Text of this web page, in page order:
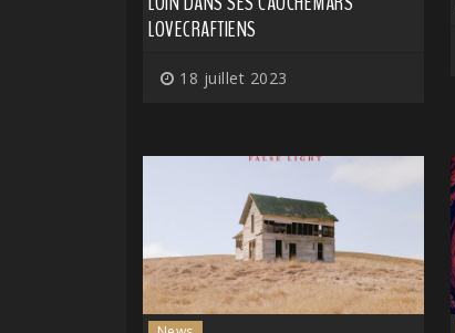
LOVECRAFTIENS
18 juillet 2023